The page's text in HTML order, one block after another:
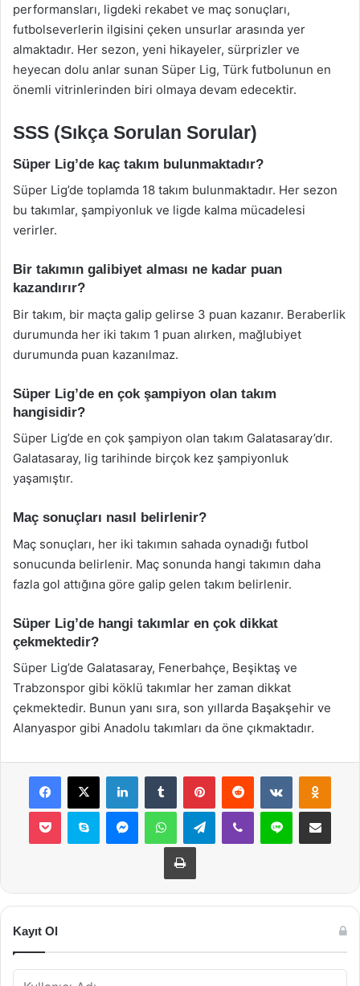
performansları, ligdeki rekabet ve maç sonuçları,
futbolseverlerin ilgisini çeken unsurlar arasında yer
almaktadır. Her sezon, yeni hikayeler, sürprizler ve
heyecan dolu anlar sunan Süper Lig, Türk futbolunun en
önemli vitrinlerinden biri olmaya devam edecektir.
SSS (Sıkça Sorulan Sorular)
Süper Lig’de kaç takım bulunmaktadır?
Süper Lig’de toplamda 18 takım bulunmaktadır. Her sezon
bu takımlar, şampiyonluk ve ligde kalma mücadelesi
verirler.
Bir takımın galibiyet alması ne kadar puan
kazandırır?
Bir takım, bir maçta galip gelirse 3 puan kazanır. Beraberlik
durumunda her iki takım 1 puan alırken, mağlubiyet
durumunda puan kazanılmaz.
Süper Lig’de en çok şampiyon olan takım
hangisidir?
Süper Lig’de en çok şampiyon olan takım Galatasaray’dır.
Galatasaray, lig tarihinde birçok kez şampiyonluk
yaşamıştır.
Maç sonuçları nasıl belirlenir?
Maç sonuçları, her iki takımın sahada oynadığı futbol
sonucunda belirlenir. Maç sonunda hangi takımın daha
fazla gol attığına göre galip gelen takım belirlenir.
Süper Lig’de hangi takımlar en çok dikkat
çekmektedir?
Süper Lig’de Galatasaray, Fenerbahçe, Beşiktaş ve
Trabzonspor gibi köklü takımlar her zaman dikkat
çekmektedir. Bunun yanı sıra, son yıllarda Başakşehir ve
Alanyaspor gibi Anadolu takımları da öne çıkmaktadır.
Facebook
X LinkedInTumblr PinterestReddit VKontakte
Pocket Skype MessengerWhatsAppTelegramViber Line E-Posta ile
Yazdır
Kayıt Ol